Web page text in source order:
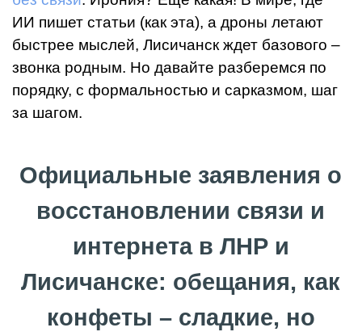
ИИ пишет статьи (как эта), а дроны летают
быстрее мыслей, Лисичанск ждет базового –
звонка родным. Но давайте разберемся по
порядку, с формальностью и сарказмом, шаг
за шагом.
Официальные заявления о
восстановлении связи и
интернета в ЛНР и
Лисичанске: обещания, как
конфеты – сладкие, но